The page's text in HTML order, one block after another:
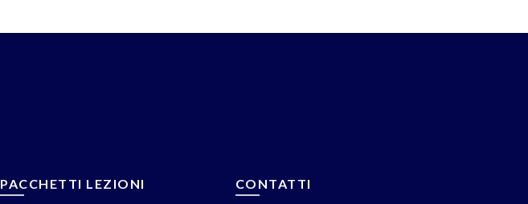
PACCHETTI LEZIONI CONTATTI